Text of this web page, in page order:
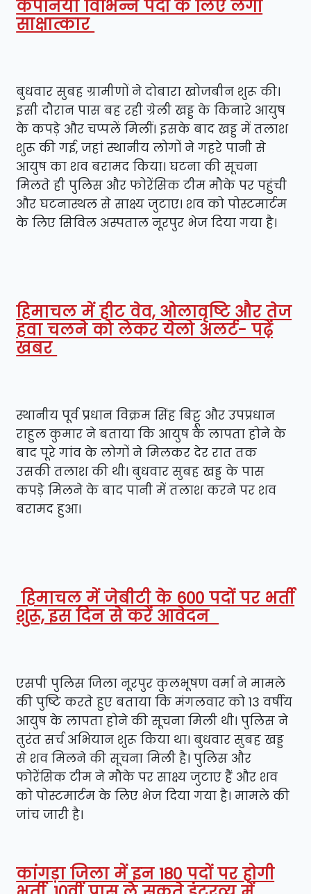
कंपनियां विभिन्न पदों के लिए लेंगी
साक्षात्कार
बुधवार सुबह ग्रामीणों ने दोबारा खोजबीन शुरू की।
इसी दौरान पास बह रही ग्रेली खड्ड के किनारे आयुष
के कपड़े और चप्पलें मिलीं। इसके बाद खड्ड में तलाश
शुरू की गई, जहां स्थानीय लोगों ने गहरे पानी से
आयुष का शव बरामद किया। घटना की सूचना
मिलते ही पुलिस और फोरेंसिक टीम मौके पर पहुंची
और घटनास्थल से साक्ष्य जुटाए। शव को पोस्टमार्टम
के लिए सिविल अस्पताल नूरपुर भेज दिया गया है।
हिमाचल में हीट वेव, ओलावृष्टि और तेज
हवा चलने को लेकर येलो अलर्ट- पढ़ें
खबर
स्थानीय पूर्व प्रधान विक्रम सिंह बिट्टू और उपप्रधान
राहुल कुमार ने बताया कि आयुष के लापता होने के
बाद पूरे गांव के लोगों ने मिलकर देर रात तक
उसकी तलाश की थी। बुधवार सुबह खड्ड के पास
कपड़े मिलने के बाद पानी में तलाश करने पर शव
बरामद हुआ।
हिमाचल में जेबीटी के 600 पदों पर भर्ती
शुरू, इस दिन से करें आवेदन
एसपी पुलिस जिला नूरपुर कुलभूषण वर्मा ने मामले
की पुष्टि करते हुए बताया कि मंगलवार को 13 वर्षीय
आयुष के लापता होने की सूचना मिली थी। पुलिस ने
तुरंत सर्च अभियान शुरू किया था। बुधवार सुबह खड्ड
से शव मिलने की सूचना मिली है। पुलिस और
फोरेंसिक टीम ने मौके पर साक्ष्य जुटाए हैं और शव
को पोस्टमार्टम के लिए भेज दिया गया है। मामले की
जांच जारी है।
कांगड़ा जिला में इन 180 पदों पर होगी